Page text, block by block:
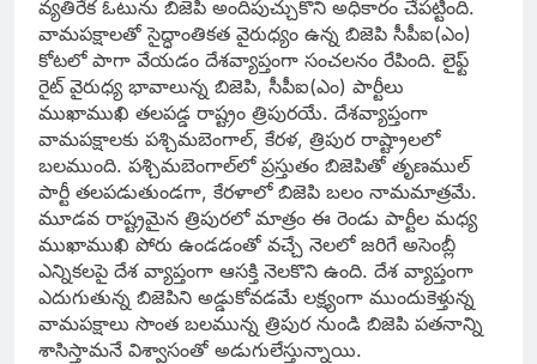
వ్యతిరేక ఓటును బిజెపి అందిపుచ్చుకొని అధికారం చేపట్టింది.
వామపక్షాలతో సైద్ధాంతికత వైరుధ్యం ఉన్న బిజెపి సీపీఐ(ఎం)
కోటలో పాగా వేయడం దేశవ్యాప్తంగా సంచలనం రేపింది. లైఫ్ట్‌
రైట్‌ వైరుధ్య భావాలున్న బిజెపి, సీపీఐ(ఎం) పార్టీలు
ముఖాముఖి తలపడ్డ రాష్ట్రం త్రిపురయే. దేశవ్యాప్తంగా
వామపక్షాలకు పశ్చిమబెంగాల్‌, కేరళ, త్రిపుర రాష్ట్రాలలో
బలముంది. పశ్చిమబెంగాల్‌లో ప్రస్తుతం బిజెపితో తృణముల్‌
పార్టీ తలపడుతుండగా, కేరళాలో బిజెపి బలం నామమాత్రమే.
మూడవ రాష్ట్రమైన త్రిపురలో మాత్రం ఈ రెండు పార్టీల మధ్య
ముఖాముఖి పోరు ఉండడంతో వచ్చే నెలలో జరిగే అసెంబ్లీ
ఎన్నికలపై దేశ వ్యాప్తంగా ఆసక్తి నెలకొని ఉంది. దేశ వ్యాప్తంగా
ఎదుగుతున్న బిజెపిని అడ్డుకోవడమే లక్ష్యంగా ముందుకెళ్తున్న
వామపక్షాలు సొంత బలమున్న త్రిపుర నుండి బిజెపి పతనాన్ని
శాసిస్తామనే విశ్వాసంతో అడుగులేస్తున్నాయి.